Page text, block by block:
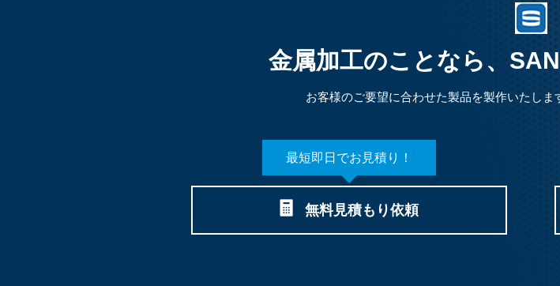
金属加工のことなら、
お客様のご要望に合わせた製品を製作いたし
無料見積もり依頼
最短即日でお見積り！